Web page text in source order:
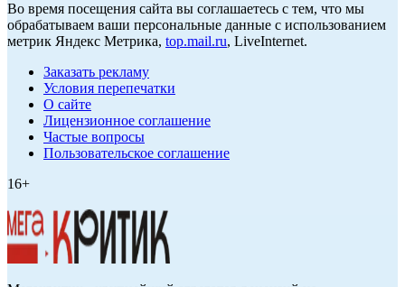
Во время посещения сайта вы соглашаетесь с тем, что мы
обрабатываем ваши персональные данные с использованием
метрик Яндекс Метрика, top.mail.ru, LiveInternet.
Заказать рекламу
Условия перепечатки
О сайте
Лицензионное соглашение
Частые вопросы
Пользовательское соглашение
16+